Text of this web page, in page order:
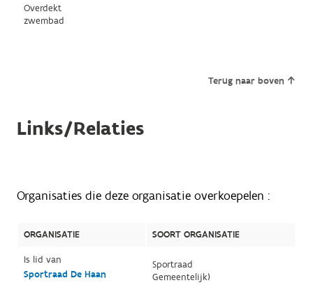
Overdekt
zwembad
Terug naar boven
Links/Relaties
Organisaties die deze organisatie overkoepelen :
ORGANISATIE
SOORT ORGANISATIE
Is lid van
Sportraad De Haan
Sportraad
Gemeentelijk)